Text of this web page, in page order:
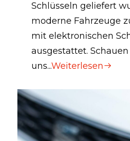
Schlüsseln geliefert
moderne Fahrzeuge
mit elektronischen
ausgestattet.
uns...Weiterlesen